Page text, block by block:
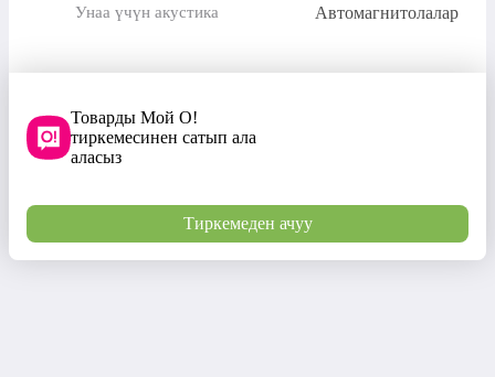
Унаа үчүн акустика Автомагнитолалар
Товарды Мой О!
тиркемесинен сатып ала
аласыз
Тиркемеден ачуу